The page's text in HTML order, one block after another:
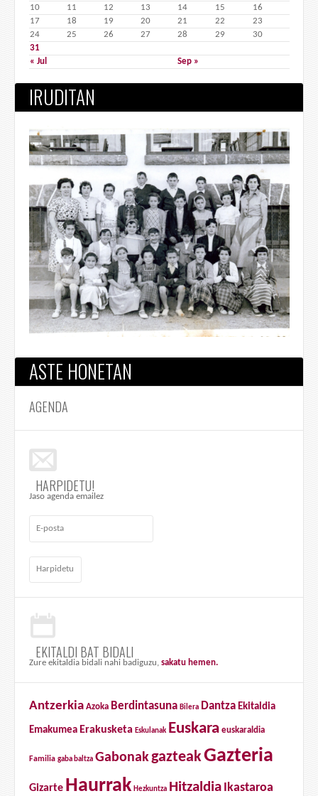
« Jul Sep »
10
11 12 13 14 15
16
17
18 19 20 21 22
23
24
25 26 27 28 29
30
31
IRUDITAN
ASTE HONETAN
AGENDA
HARPIDETU!
Jaso agenda emailez
EKITALDI BAT BIDALI
Zure ekitaldia bidali nahi badiguzu, sakatu hemen.
Antzerkia Azoka Berdintasuna Bilera Dantza Ekitaldia
Emakumea Erakusketa Eskulanak Euskara euskaraldia
Familia gaba baltza GabonakgazteakGazteria
Gizarte Haurrak Hezkuntza Hitzaldia Ikastaroa